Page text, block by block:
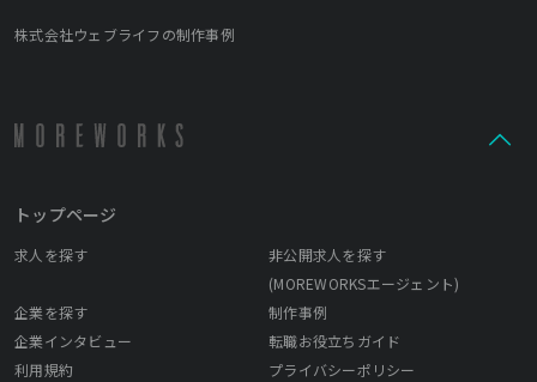
株式会社ウェブライフの制作事例
トップページ
求人を探す
非公開求人を探す
(MOREWORKSエージェント)
企業を探す
制作事例
企業インタビュー
転職お役立ちガイド
利用規約
プライバシーポリシー